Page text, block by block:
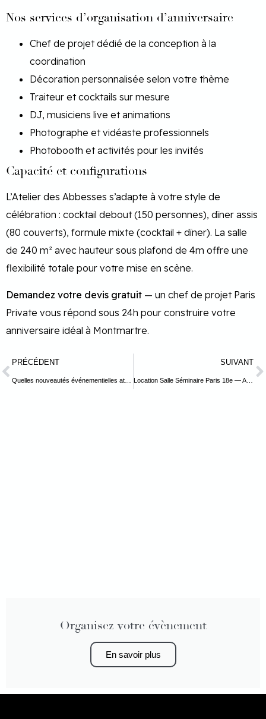
Nos services d’organisation d’anniversaire
Chef de projet dédié de la conception à la
coordination
Décoration personnalisée selon votre thème
Traiteur et cocktails sur mesure
DJ, musiciens live et animations
Photographe et vidéaste professionnels
Photobooth et activités pour les invités
Capacité et configurations
L’Atelier des Abbesses s’adapte à votre style de
célébration : cocktail debout (150 personnes), dîner assis
(80 couverts), formule mixte (cocktail + dîner). La salle
de 240 m² avec hauteur sous plafond de 4m offre une
flexibilité totale pour votre mise en scène.
Demandez votre devis gratuit — un chef de projet Paris
Private vous répond sous 24h pour construire votre
anniversaire idéal à Montmartre.
PRÉCÉDENT
Quelles nouveautés événementielles attendre à Paris en 2026?
SUIVANT
Location Salle Séminaire Paris 18e — Atelier des Abbesses
Organisez votre évènement
En savoir plus